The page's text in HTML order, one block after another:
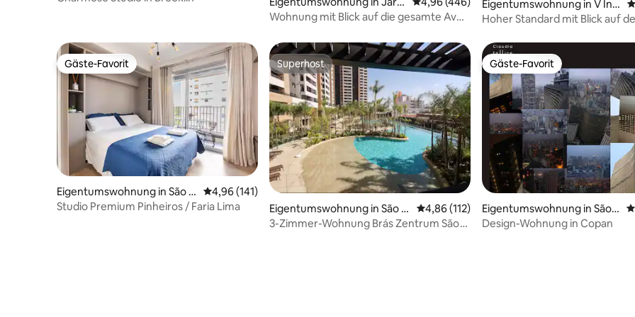
ns
Wohnung mit Blick auf die gesamte Av
Eigentumswohnung in V Ingl
esa, Campos do Jordão
Hoher Standard mit Blick auf
Gäste-Favorit
Gäste-Favorit
Eigentumswohnung in São P
aulo
Durchschnittliche Bewertung: 4,96 von 5, 141 Bewertungen
4,96 (141)
Studio Premium Pinheiros / Faria Lima
Superhost
Superhost
Eigentumswohnung in São P
aulo
Durchschnittliche Bewertung: 4,86 von 5,
4,86 (112)
3-Zimmer-Wohnung Brás Zentrum São
Gäste-Favorit
Gäste-Favorit
Eigentumswohnung in São P
aulo
Design-Wohnung in Copan